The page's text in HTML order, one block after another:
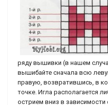
ряду вышивки (в нашем
вышибайте сначала всю
правую, возвратившись, в
точке. Игла располагается
острием вниз в